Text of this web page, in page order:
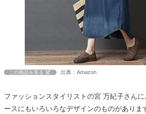
この商品を見る 出典：Amazon
ファッションスタイリストの宮 万紀子さん
ースにもいろいろなデザインのものがありま